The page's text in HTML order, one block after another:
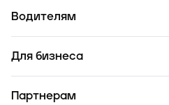
Водителям
Для бизнеса
Партнерам